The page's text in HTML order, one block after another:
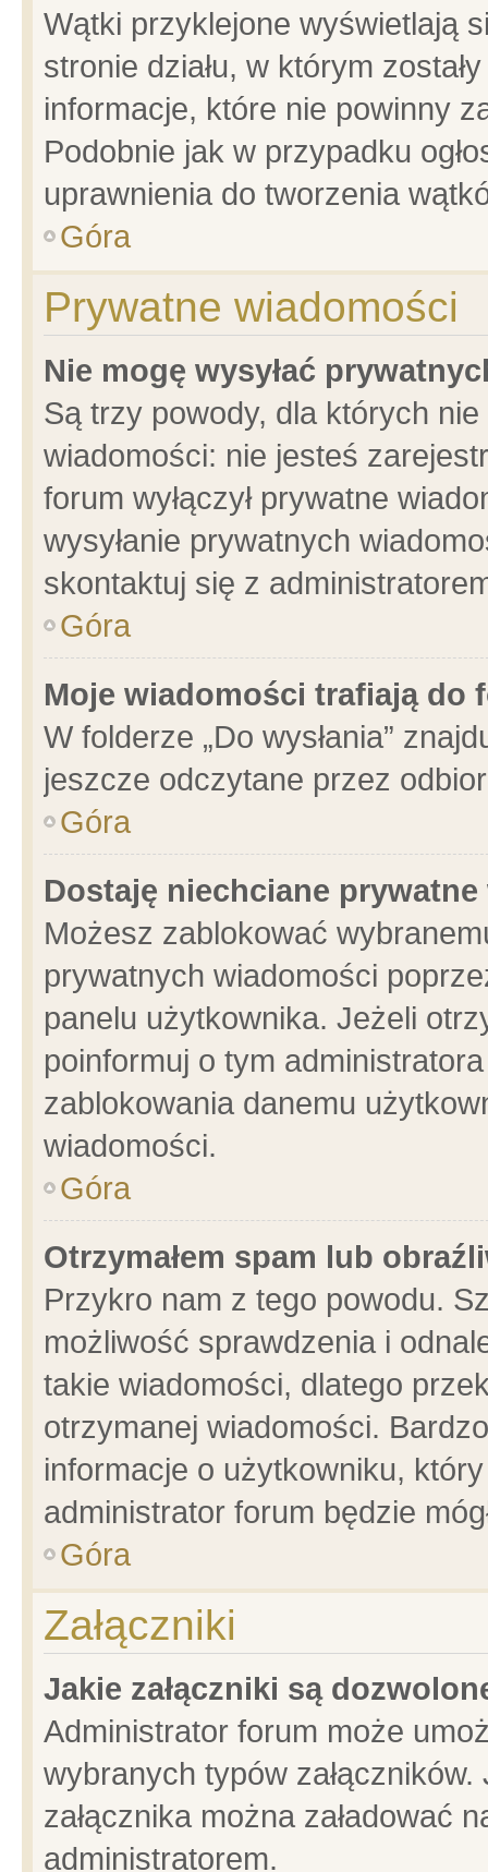
Wątki przyklejone wyświetlają
stronie działu, w którym
informacje, które nie powinny
Podobnie jak w przypadku
uprawnienia do tworzenia
Góra
Prywatne wiadomości
Nie mogę wysyłać
Są trzy powody, dla których
wiadomości: nie jesteś
forum wyłączył prywatne
wysyłanie prywatnych
skontaktuj się z
Góra
Moje wiadomości trafiają do
W folderze „Do wysłania”
jeszcze odczytane przez
Góra
Dostaję niechciane
Możesz zablokować
prywatnych wiadomości
panelu użytkownika. Jeżeli
poinformuj o tym
zablokowania danemu
wiadomości.
Góra
Otrzymałem spam lub
Przykro nam z tego powodu.
możliwość sprawdzenia i
takie wiadomości, dlatego
otrzymanej wiadomości.
informacje o użytkowniku,
administrator forum będzie
Góra
Załączniki
Jakie załączniki są
Administrator forum może
wybranych typów
załącznika można załadować
administratorem.